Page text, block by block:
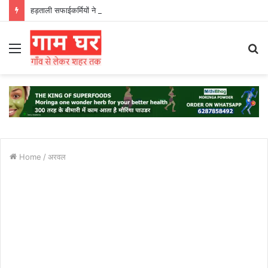
हड़ताली सफाईकर्मियों ने नगर निगम का घेराव किया’
Menu
Home / अरवल